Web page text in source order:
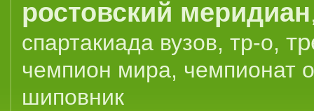
ростовский меридиан
спартакиада вузов, тр-о,
чемпион мира, чемпионат
шиповник